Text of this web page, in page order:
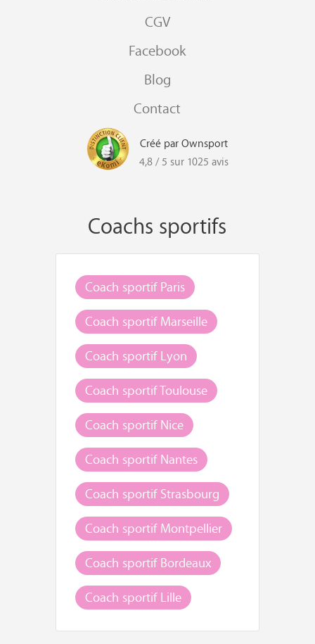
CGV
Facebook
Blog
Contact
Créé par Ownsport
4,8 / 5 sur 1025 avis
Coachs sportifs
Coach sportif Paris
Coach sportif Marseille
Coach sportif Lyon
Coach sportif Toulouse
Coach sportif Nice
Coach sportif Nantes
Coach sportif Strasbourg
Coach sportif Montpellier
Coach sportif Bordeaux
Coach sportif Lille